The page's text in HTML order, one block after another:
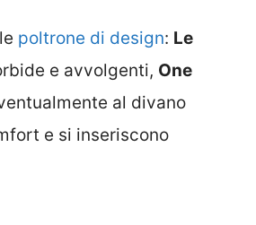
poltrone di design: Le
e avvolgenti, One
al divano
e si inseriscono